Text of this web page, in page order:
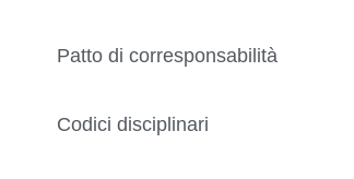
Patto di corresponsabilità
Codici disciplinari